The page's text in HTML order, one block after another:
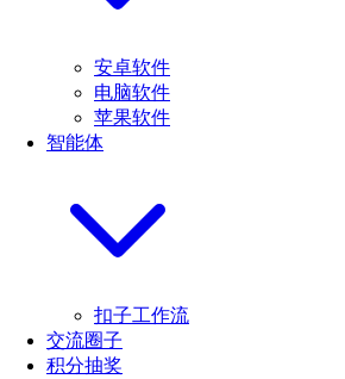
安卓软件
电脑软件
苹果软件
智能体
扣子工作流
交流圈子
积分抽奖